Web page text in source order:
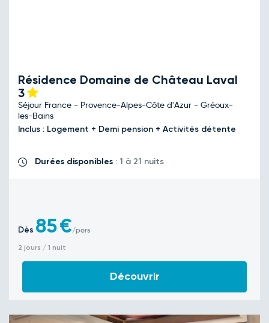
Résidence Domaine de Château Laval
3
Séjour France - Provence-Alpes-Côte d'Azur - Gréoux-
les-Bains
Inclus : Logement + Demi pension + Activités détente
Durées disponibles : 1 à 21 nuits
Dès 85€/pers
2 jours / 1 nuit
Découvrir